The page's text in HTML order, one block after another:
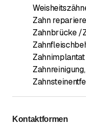
Zahn
Zahnbrücke /
Zahnreinigung,
Kontaktformen